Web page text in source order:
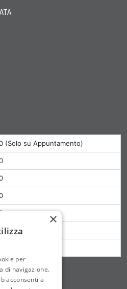
×
per
di navigazione.
acconsenti a